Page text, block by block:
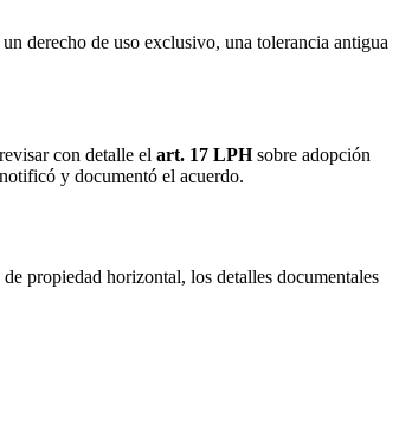
derecho de uso exclusivo, una tolerancia antigua
con detalle el art. 17 LPHsobre adopción
y documentó el acuerdo.
propiedad horizontal, los detalles documentales